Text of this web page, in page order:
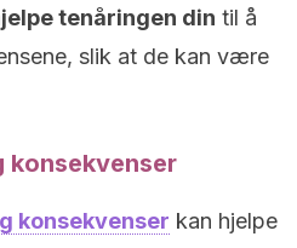
tenåringen din til å
slik at de kan være
konsekvenser
konsekvenser kan hjelpe